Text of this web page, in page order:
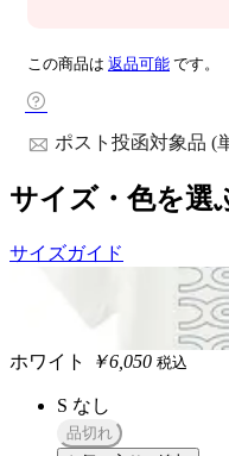
この商品は 返品可能 です。
ポスト投函対象品 (
サイズ・色を選
サイズガイド
ホワイト ￥6,050 税込
S なし
品切れ